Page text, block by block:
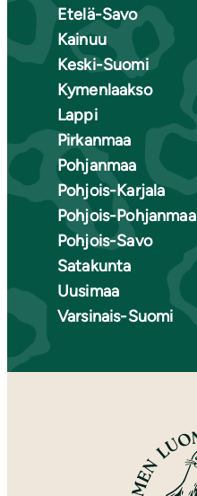
Etelä-Savo
Kainuu
Keski-Suomi
Kymenlaakso
Lappi
Pirkanmaa
Pohjanmaa
Pohjois-Karjala
Pohjois-Pohjanmaa
Pohjois-Savo
Satakunta
Uusimaa
Varsinais-Suomi